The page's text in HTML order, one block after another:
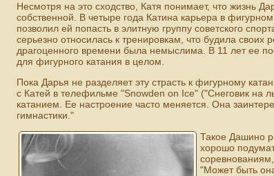
Несмотря на это сходство, Катя понимает, что жизнь
собственной. В четыре года Катина карьера в
позволил ей попасть в элитную группу советского
серьезно относилась к тренировкам, что будила своих
драгоценного времени была немыслима. В 11 лет ее
для фигурного катания в целом.
Пока Дарья не разделяет эту страсть к фигурному
с Катей в телефильме "Snowden on Ice" ("Снеговик на
катанием. Ее настроение часто меняется. Она
гимнастики."
Такое Дашино
хорошо
"Может быть